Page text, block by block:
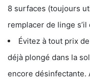
8 surfaces (toujours
remplacer de linge
Évitez à tout prix
déjà plongé dans la
encore désinfectante.